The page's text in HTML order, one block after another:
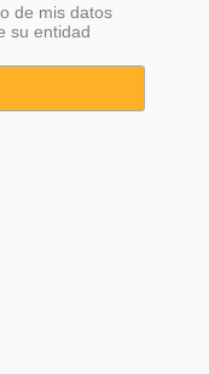
de mis datos
su entidad